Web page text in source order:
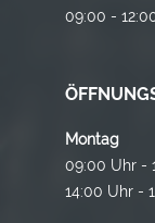
09:00 -
Montag
09:00 Uhr -
14:00 Uhr -